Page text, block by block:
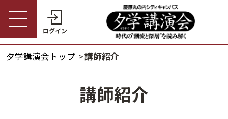
ログイン
夕学講演会トップ 講師紹介
講師紹介
夕学講演会とは